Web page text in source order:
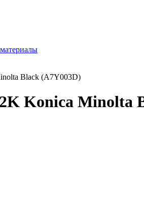
Black (A7Y003D)
Konica Minolta